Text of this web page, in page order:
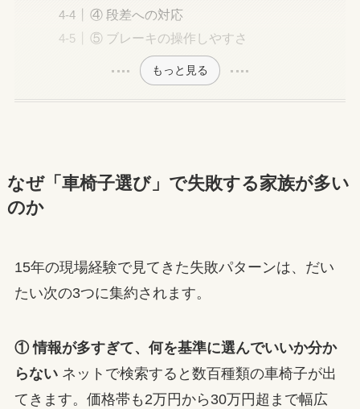
④ 段差への対応
⑤ ブレーキの操作しやすさ
もっと見る
なぜ「車椅子選び」で失敗する家族が多い
のか
15年の現場経験で見てきた失敗パターンは、だい
たい次の3つに集約されます。
① 情報が多すぎて、何を基準に選んでいいか分か
らないネットで検索すると数百種類の車椅子が出
てきます。価格帯も2万円から30万円超まで幅広